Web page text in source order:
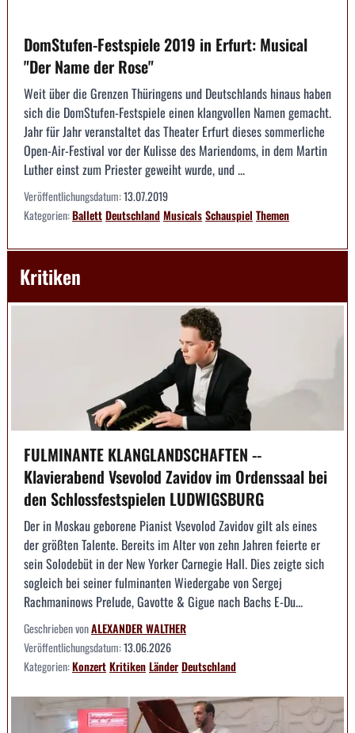
DomStufen-Festspiele 2019 in Erfurt: Musical
"Der Name der Rose"
Weit über die Grenzen Thüringens und Deutschlands hinaus haben
sich die DomStufen-Festspiele einen klangvollen Namen gemacht.
Jahr für Jahr veranstaltet das Theater Erfurt dieses sommerliche
Open-Air-Festival vor der Kulisse des Mariendoms, in dem Martin
Luther einst zum Priester geweiht wurde, und ...
Veröffentlichungsdatum:13.07.2019
Kategorien:BallettDeutschlandMusicalsSchauspiel Themen
Kritiken
FULMINANTE KLANGLANDSCHAFTEN --
Klavierabend Vsevolod Zavidov im Ordenssaal bei
den Schlossfestspielen LUDWIGSBURG
Der in Moskau geborene Pianist Vsevolod Zavidov gilt als eines
der größten Talente. Bereits im Alter von zehn Jahren feierte er
sein Solodebüt in der New Yorker Carnegie Hall. Dies zeigte sich
sogleich bei seiner fulminanten Wiedergabe von Sergej
Rachmaninows Prelude, Gavotte & Gigue nach Bachs E-Du...
Geschrieben vonALEXANDER WALTHER
Veröffentlichungsdatum:13.06.2026
Kategorien:KonzertKritikenLänderDeutschland